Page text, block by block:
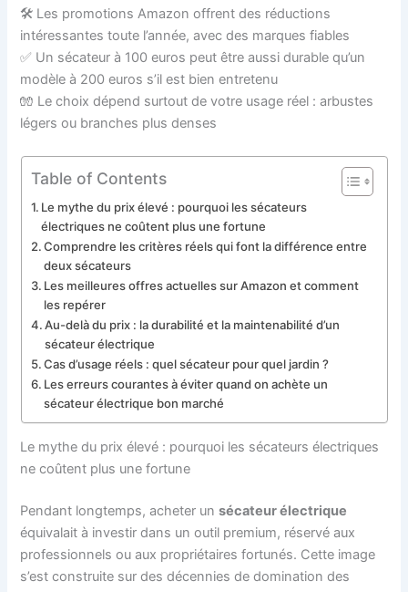
🛠️ Les promotions Amazon offrent des réductions
intéressantes toute l’année, avec des marques fiables
✅ Un sécateur à 100 euros peut être aussi durable qu’un
modèle à 200 euros s’il est bien entretenu
🧤 Le choix dépend surtout de votre usage réel : arbustes
légers ou branches plus denses
Table of Contents
Le mythe du prix élevé : pourquoi les sécateurs
électriques ne coûtent plus une fortune
Comprendre les critères réels qui font la différence entre
deux sécateurs
Les meilleures offres actuelles sur Amazon et comment
les repérer
Au-delà du prix : la durabilité et la maintenabilité d’un
sécateur électrique
Cas d’usage réels : quel sécateur pour quel jardin ?
Les erreurs courantes à éviter quand on achète un
sécateur électrique bon marché
Le mythe du prix élevé : pourquoi les sécateurs électriques
ne coûtent plus une fortune
Pendant longtemps, acheter unsécateur électrique
équivalait à investir dans un outil premium, réservé aux
professionnels ou aux propriétaires fortunés. Cette image
s’est construite sur des décennies de domination des